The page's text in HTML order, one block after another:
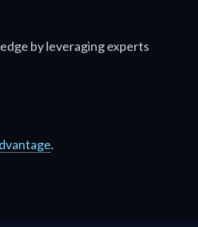
by leveraging experts
.